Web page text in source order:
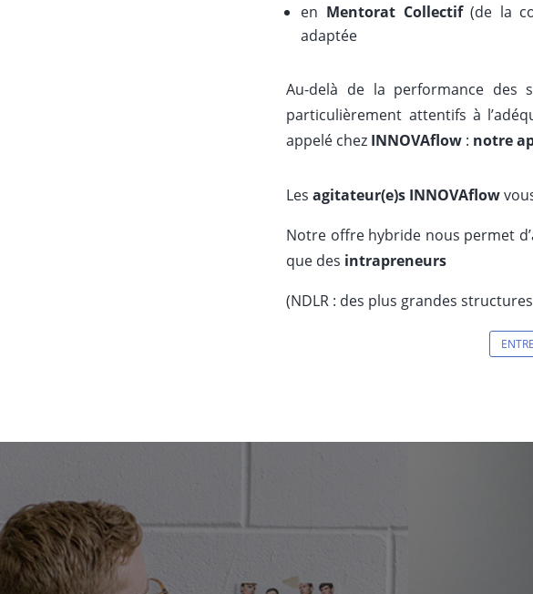
en Mentorat Collectif(de la
adaptée
Au-delà de la performance des
particulièrement attentifs à
appelé chez INNOVAflow : notre
Lesagitateur(e)s INNOVAflow
Notre offre hybride nous permet
que des intrapreneurs
(NDLR : des plus grandes